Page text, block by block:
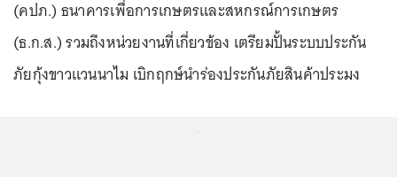
(คปภ.) ธนาคารเพื่อการเกษตรและสหกรณ์การเกษตร
(ธ.ก.ส.) รวมถึงหน่วยงานที่เกี่ยวข้อง เตรียมปั้นระบบประกัน
ภัยกุ้งขาวแวนนาไม เบิกฤกษ์นำร่องประกันภัยสินค้าประมง